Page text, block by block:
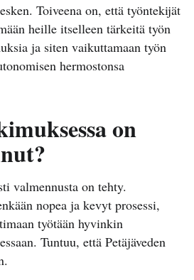
Toiveena on, että työntekijät
heille itselleen tärkeitä työn
ja siten vaikuttamaan työn
hermostonsa
on
valmennusta on tehty.
nopea ja kevyt prosessi,
työtään hyvinkin
Tuntuu, että Petäjäveden